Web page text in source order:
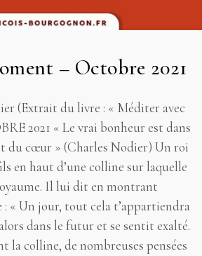
– Octobre 2021
(Extrait du livre : « Méditer avec
2021 « Le vrai bonheur est dans
du cœur » (Charles Nodier) Un roi
en haut d’une colline sur laquelle
Il lui dit en montrant
: « Un jour, tout cela t’appartiendra
dans le futur et se sentit exalté.
la colline, de nombreuses pensées